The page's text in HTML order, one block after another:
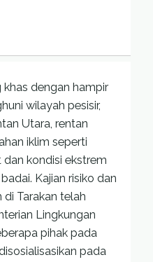
dengan hampir
wilayah pesisir,
Utara, rentan
iklim seperti
kondisi ekstrem
Kajian risiko dan
Tarakan telah
Lingkungan
pihak pada
pada